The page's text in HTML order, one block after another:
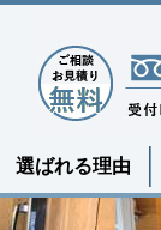
選ばれる理由